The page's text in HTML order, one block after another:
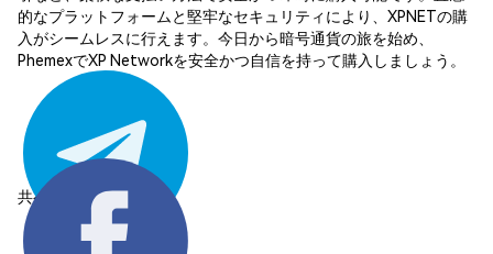
的なプラットフォームと堅牢なセキュリティにより、XPNETの購
入がシームレスに行えます。今日から暗号通貨の旅を始め、
PhemexでXP Networkを安全かつ自信を持って購入しましょう。
共有する: